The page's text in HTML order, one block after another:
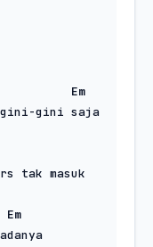
Em
Em